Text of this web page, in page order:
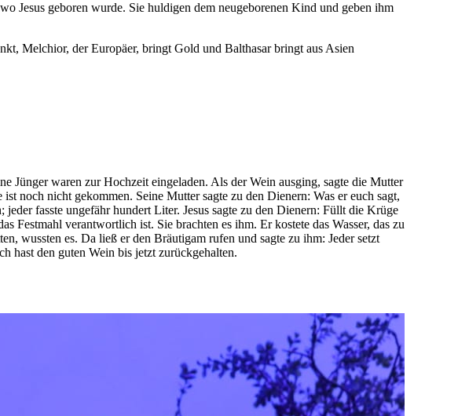
Jesus geboren wurde. Sie huldigen dem neugeborenen Kind und geben ihm
Melchior, der Europäer, bringt Gold und Balthasar bringt aus Asien
Jünger waren zur Hochzeit eingeladen. Als der Wein ausging, sagte die Mutter
noch nicht gekommen. Seine Mutter sagte zu den Dienern: Was er euch sagt,
fasste ungefähr hundert Liter. Jesus sagte zu den Dienern: Füllt die Krüge
Festmahl verantwortlich ist. Sie brachten es ihm. Er kostete das Wasser, das zu
wussten es. Da ließ er den Bräutigam rufen und sagte zu ihm: Jeder setzt
hast den guten Wein bis jetzt zurückgehalten.